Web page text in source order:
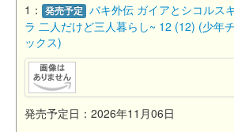
1： 発売予定 バキ外伝 ガイアとシコルス
ラ 二人だけど三人暮らし~ 12 (12) (少年
ックス)
発売予定日：2026年11月06日